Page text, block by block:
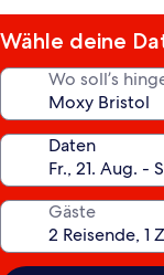
Wähle deine
Wo soll’s
Daten
Gäste